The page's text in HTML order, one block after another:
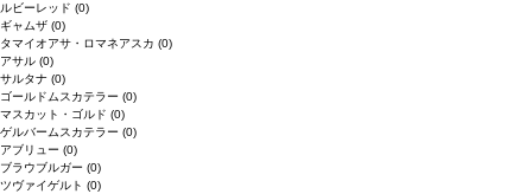
ルビーレッド (0)
ギャムザ (0)
タマイオアサ・ロマネアスカ (0)
アサル (0)
サルタナ (0)
ゴールドムスカテラー (0)
マスカット・ゴルド (0)
ゲルバームスカテラー (0)
アブリュー (0)
ブラウブルガー (0)
ツヴァイゲルト (0)